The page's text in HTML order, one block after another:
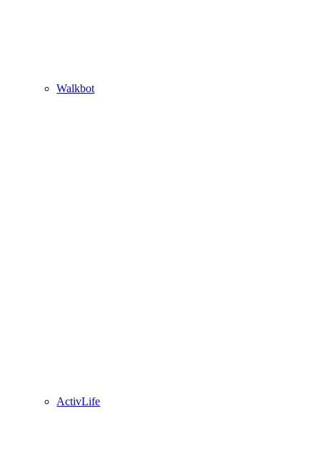
Walkbot
ActivLife